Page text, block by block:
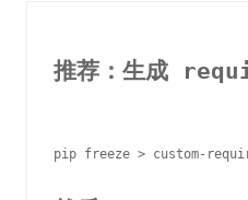
推荐：生成